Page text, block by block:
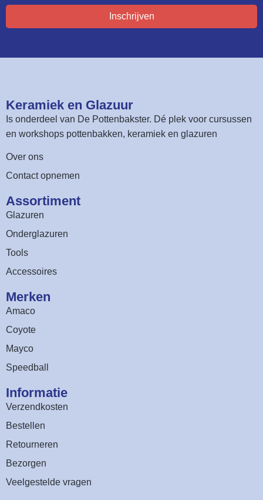
Inschrijven
Keramiek en Glazuur​
Is onderdeel van De Pottenbakster. Dé plek voor cursussen
en workshops pottenbakken, keramiek en glazuren
Over ons
Contact opnemen
Assortiment​
Glazuren
Onderglazuren
Tools
Accessoires
Merken
Amaco
Coyote
Mayco
Speedball
Informatie
Verzendkosten
Bestellen
Retourneren
Bezorgen
Veelgestelde vragen